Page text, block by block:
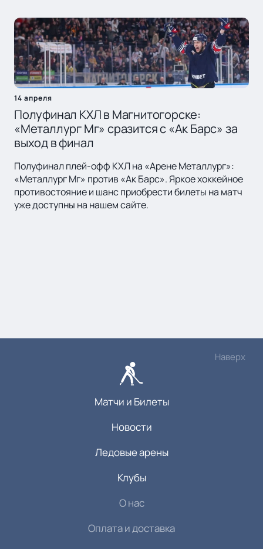
14 апреля
Полуфинал КХЛ в Магнитогорске:
«Металлург Мг» сразится с «Ак Барс» за
выход в финал
Полуфинал плей-офф КХЛ на «Арене Металлург»:
«Металлург Мг» против «Ак Барс». Яркое хоккейное
противостояние и шанс приобрести билеты на матч
уже доступны на нашем сайте.
Наверх
Матчи и Билеты
Новости
Ледовые арены
Клубы
О нас
Оплата и доставка